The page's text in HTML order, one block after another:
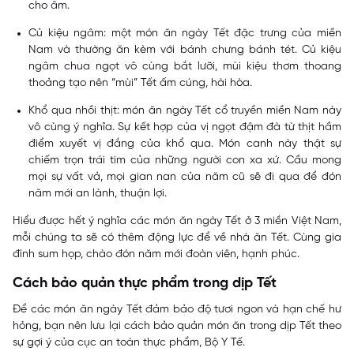
cho âm.
Củ kiệu ngâm: một món ăn ngày Tết đặc trưng của miền
Nam và thường ăn kèm với bánh chưng bánh tét. Củ kiệu
ngâm chua ngọt vô cùng bắt lưỡi, mùi kiệu thơm thoang
thoảng tạo nên “mùi” Tết ấm cúng, hài hòa.
Khổ qua nhồi thịt: món ăn ngày Tết cổ truyền miền Nam này
vô cùng ý nghĩa. Sự kết hợp của vị ngọt đậm đà từ thịt hầm
điểm xuyết vị đắng của khổ qua. Món canh này thật sự
chiếm trọn trái tim của những người con xa xứ. Cầu mong
mọi sự vất vả, mọi gian nan của năm cũ sẽ đi qua để đón
năm mới an lành, thuận lợi.
Hiểu được hết ý nghĩa các món ăn ngày Tết ở 3 miền Việt Nam,
mỗi chúng ta sẽ có thêm động lực để về nhà ăn Tết. Cùng gia
đình sum họp, chào đón năm mới đoàn viên, hạnh phúc.
Cách bảo quản thực phẩm trong dịp Tết
Để các món ăn ngày Tết đảm bảo độ tươi ngon và hạn chế hư
hỏng, bạn nên lưu lại cách bảo quản món ăn trong dịp Tết theo
sự gợi ý của cục an toàn thực phẩm, Bộ Y Tế.